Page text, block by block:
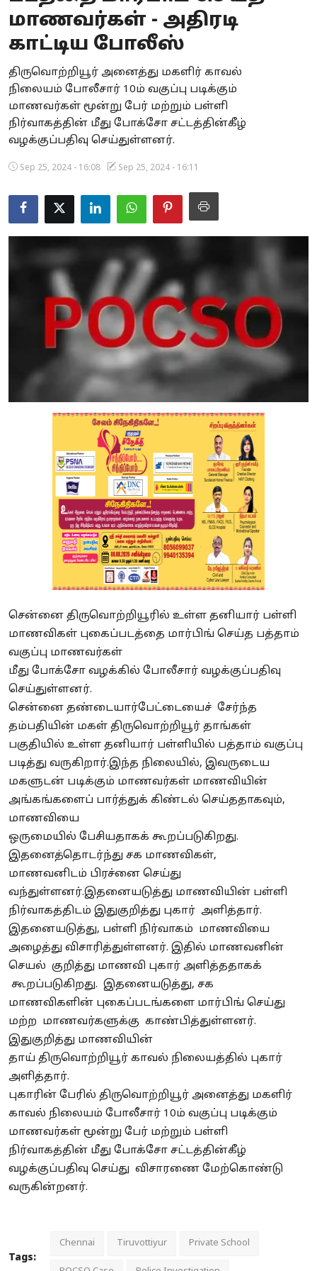
Business
Crime
Tamilnadu
National
World
Spirituality
Weather
மாணவர்கள் - அதிரடி
காட்டிய போலீஸ்
திருவொற்றியூர் அனைத்து மகளிர் காவல்
நிலையம் போலீசார் 10ம் வகுப்பு படிக்கும்
மாணவர்கள் மூன்று பேர் மற்றும் பள்ளி
நிர்வாகத்தின் மீது போக்சோ சட்டத்தின்கீழ்
வழக்குப்பதிவு செய்துள்ளனர்.
Sep 25, 2024 - 16:08 Sep 25, 2024 - 16:11
சென்னை திருவொற்றியூரில் உள்ள தனியார் பள்ளி
மாணவிகள் புகைப்படத்தை மார்பிங் செய்த பத்தாம்
வகுப்பு மாணவர்கள்
மீது போக்சோ வழக்கில் போலீசார் வழக்குப்பதிவு
செய்துள்ளனர்.
சென்னை தண்டையார்பேட்டையைச் சேர்ந்த
தம்பதியின் மகள் திருவொற்றியூர் தாங்கள்
பகுதியில் உள்ள தனியார் பள்ளியில் பத்தாம் வகுப்பு
படித்து வருகிறார்.இந்த நிலையில், இவருடைய
மகளுடன் படிக்கும் மாணவர்கள் மாணவியின்
அங்கங்களைப் பார்த்துக் கிண்டல் செய்ததாகவும்,
மாணவியை
ஒருமையில் பேசியதாகக் கூறப்படுகிறது.
இதனைத்தொடர்ந்து சக மாணவிகள்,
மாணவனிடம் பிரச்னை செய்து
வந்துள்ளனர்.இதனையடுத்து மாணவியின் பள்ளி
நிர்வாகத்திடம் இதுகுறித்து புகார் அளித்தார்.
இதனையடுத்து, பள்ளி நிர்வாகம் மாணவியை
அழைத்து விசாரித்துள்ளனர். இதில் மாணவனின்
செயல் குறித்து மாணவி புகார் அளித்ததாகக்
கூறப்படுகிறது. இதனையடுத்து, சக
மாணவிகளின் புகைப்படங்களை மார்பிங் செய்து
மற்ற மாணவர்களுக்கு காண்பித்துள்ளனர்.
இதுகுறித்து மாணவியின்
தாய் திருவொற்றியூர் காவல் நிலையத்தில் புகார்
அளித்தார்.
புகாரின் பேரில் திருவொற்றியூர் அனைத்து மகளிர்
காவல் நிலையம் போலீசார் 10ம் வகுப்பு படிக்கும்
மாணவர்கள் மூன்று பேர் மற்றும் பள்ளி
நிர்வாகத்தின் மீது போக்சோ சட்டத்தின்கீழ்
வழக்குப்பதிவு செய்து விசாரணை மேற்கொண்டு
வருகின்றனர்.
Tags:
Chennai Tiruvottiyur Private School